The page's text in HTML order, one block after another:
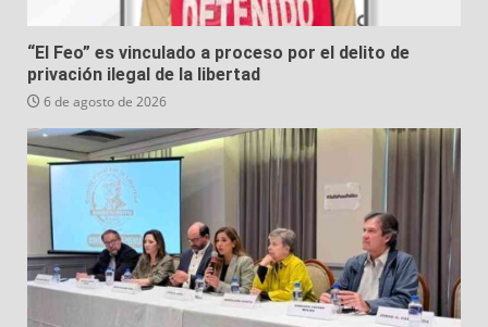
“El Feo” es vinculado a proceso por el delito de
privación ilegal de la libertad
6 de agosto de 2026